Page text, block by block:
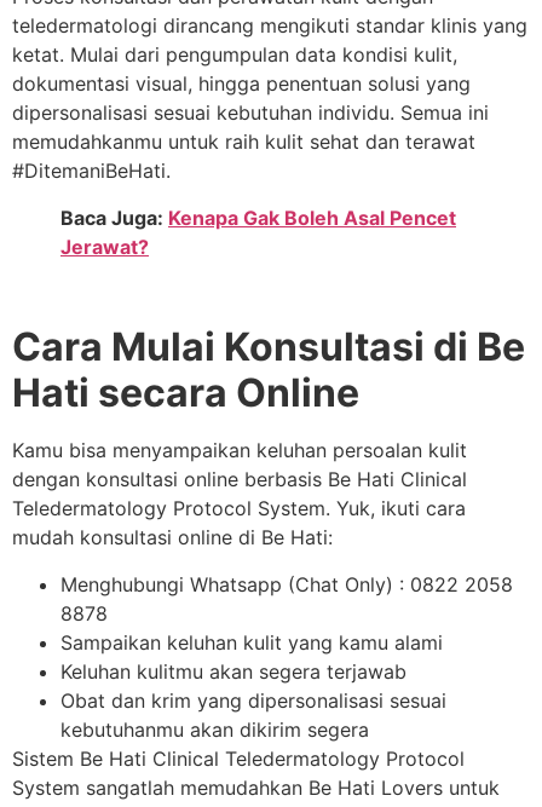
teledermatologi dirancang mengikuti standar klinis yang
ketat. Mulai dari pengumpulan data kondisi kulit,
dokumentasi visual, hingga penentuan solusi yang
dipersonalisasi sesuai kebutuhan individu. Semua ini
memudahkanmu untuk raih kulit sehat dan terawat
#DitemaniBeHati.
Baca Juga: Kenapa Gak Boleh Asal Pencet
Jerawat?
Cara Mulai Konsultasi di Be
Hati secara Online
Kamu bisa menyampaikan keluhan persoalan kulit
dengan konsultasi online berbasis Be Hati Clinical
Teledermatology Protocol System. Yuk, ikuti cara
mudah konsultasi online di Be Hati:
Menghubungi Whatsapp (Chat Only) : 0822 2058
8878
Sampaikan keluhan kulit yang kamu alami
Keluhan kulitmu akan segera terjawab
Obat dan krim yang dipersonalisasi sesuai
kebutuhanmu akan dikirim segera
Sistem Be Hati Clinical Teledermatology Protocol
System sangatlah memudahkan Be Hati Lovers untuk